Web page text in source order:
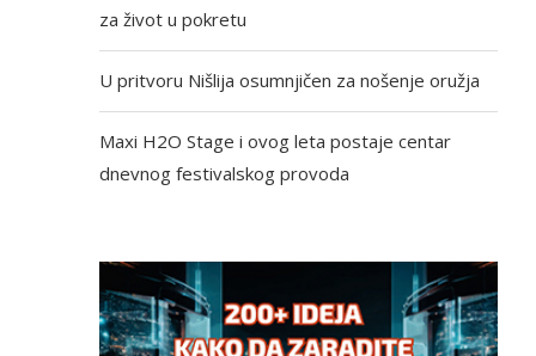
za život u pokretu
U pritvoru Nišlija osumnjičen za nošenje oružja
Maxi H2O Stage i ovog leta postaje centar
dnevnog festivalskog provoda